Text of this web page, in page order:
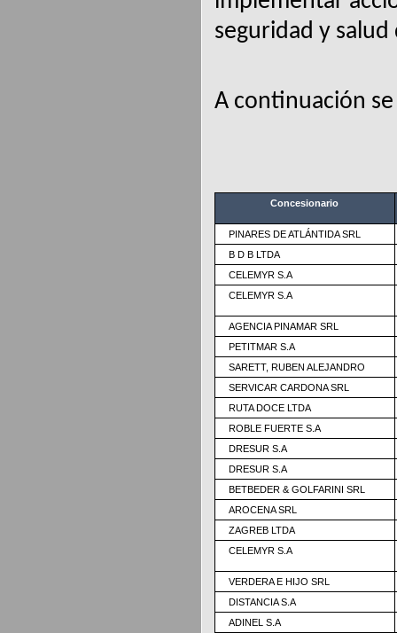
seguridad y
A continuación
Concesionario
PINARES DE ATLÁNTIDA SRL
B D B LTDA
CELEMYR S.A
CELEMYR S.A
AGENCIA PINAMAR SRL
PETITMAR S.A
SARETT, RUBEN ALEJANDRO
SERVICAR CARDONA SRL
RUTA DOCE LTDA
ROBLE FUERTE S.A
DRESUR S.A
DRESUR S.A
BETBEDER & GOLFARINI SRL
AROCENA SRL
ZAGREB LTDA
CELEMYR S.A
VERDERA E HIJO SRL
DISTANCIA S.A
ADINEL S.A